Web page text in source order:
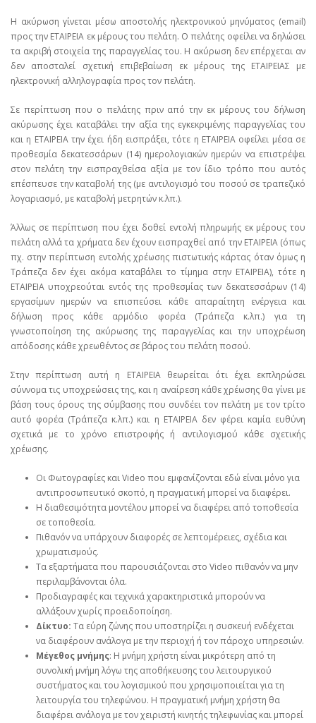
Η ακύρωση γίνεται μέσω αποστολής ηλεκτρονικού μηνύματος (email)
προς την ΕΤΑΙΡΕΙΑ εκ μέρους του πελάτη. Ο πελάτης οφείλει να δηλώσει
τα ακριβή στοιχεία της παραγγελίας του. Η ακύρωση δεν επέρχεται αν
δεν αποσταλεί σχετική επιβεβαίωση εκ μέρους της ΕΤΑΙΡΕΙΑΣ με
ηλεκτρονική αλληλογραφία προς τον πελάτη.
Σε περίπτωση που ο πελάτης πριν από την εκ μέρους του δήλωση
ακύρωσης έχει καταβάλει την αξία της εγκεκριμένης παραγγελίας του
και η ΕΤΑΙΡΕΙΑ την έχει ήδη εισπράξει, τότε η ΕΤΑΙΡΕΙΑ οφείλει μέσα σε
προθεσμία δεκατεσσάρων (14) ημερολογιακών ημερών να επιστρέψει
στον πελάτη την εισπραχθείσα αξία με τον ίδιο τρόπο που αυτός
επέσπευσε την καταβολή της (με αντιλογισμό του ποσού σε τραπεζικό
λογαριασμό, με καταβολή μετρητών κ.λπ.).
Άλλως σε περίπτωση που έχει δοθεί εντολή πληρωμής εκ μέρους του
πελάτη αλλά τα χρήματα δεν έχουν εισπραχθεί από την ΕΤΑΙΡΕΙΑ (όπως
πχ. στην περίπτωση εντολής χρέωσης πιστωτικής κάρτας όταν όμως η
Τράπεζα δεν έχει ακόμα καταβάλει το τίμημα στην ΕΤΑΙΡΕΙΑ), τότε η
ΕΤΑΙΡΕΙΑ υποχρεούται εντός της προθεσμίας των δεκατεσσάρων (14)
εργασίμων ημερών να επισπεύσει κάθε απαραίτητη ενέργεια και
δήλωση προς κάθε αρμόδιο φορέα (Τράπεζα κ.λπ.) για τη
γνωστοποίηση της ακύρωσης της παραγγελίας και την υποχρέωση
απόδοσης κάθε χρεωθέντος σε βάρος του πελάτη ποσού.
Στην περίπτωση αυτή η ΕΤΑΙΡΕΙΑ θεωρείται ότι έχει εκπληρώσει
σύννομα τις υποχρεώσεις της, και η αναίρεση κάθε χρέωσης θα γίνει με
βάση τους όρους της σύμβασης που συνδέει τον πελάτη με τον τρίτο
αυτό φορέα (Τράπεζα κ.λπ.) και η ΕΤΑΙΡΕΙΑ δεν φέρει καμία ευθύνη
σχετικά με το χρόνο επιστροφής ή αντιλογισμού κάθε σχετικής
χρέωσης.
Οι Φωτογραφίες και Video που εμφανίζονται εδώ είναι μόνο για
αντιπροσωπευτικό σκοπό, η πραγματική μπορεί να διαφέρει.
Η διαθεσιμότητα μοντέλου μπορεί να διαφέρει από τοποθεσία
σε τοποθεσία.
Πιθανόν να υπάρχουν διαφορές σε λεπτομέρειες, σχέδια και
χρωματισμούς.
Τα εξαρτήματα που παρουσιάζονται στο Video πιθανόν να μην
περιλαμβάνονται όλα.
Προδιαγραφές και τεχνικά χαρακτηριστικά μπορούν να
αλλάξουν χωρίς προειδοποίηση.
Δίκτυο: Τα εύρη ζώνης που υποστηρίζει η συσκευή ενδέχεται
να διαφέρουν ανάλογα με την περιοχή ή τον πάροχο υπηρεσιών.
Μέγεθος μνήμης: Η μνήμη χρήστη είναι μικρότερη από τη
συνολική μνήμη λόγω της αποθήκευσης του λειτουργικού
συστήματος και του λογισμικού που χρησιμοποιείται για τη
λειτουργία του τηλεφώνου. Η πραγματική μνήμη χρήστη θα
διαφέρει ανάλογα με τον χειριστή κινητής τηλεφωνίας και μπορεί